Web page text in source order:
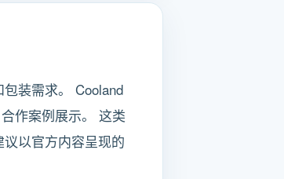
装需求。 Cooland
作案例展示。 这类
以官方内容呈现的